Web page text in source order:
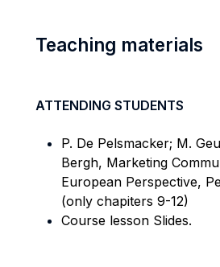
Teaching materials
ATTENDING STUDENTS
P. De Pelsmacker; M.
Bergh, Marketing
European Perspective,
(only chapiters 9-12)
Course lesson Slides.